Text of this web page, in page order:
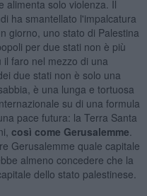
alimenta solo violenza. Il
ha smantellato l'impalcatura
giorno, uno stato di Palestina
per due stati non è più
faro nel mezzo di una
due stati non è solo una
è una lunga e tortuosa
su di una formula
pace futura: la Terra Santa
così come Gerusalemme
Gerusalemme quale capitale
almeno concedere che la
dello stato palestinese.